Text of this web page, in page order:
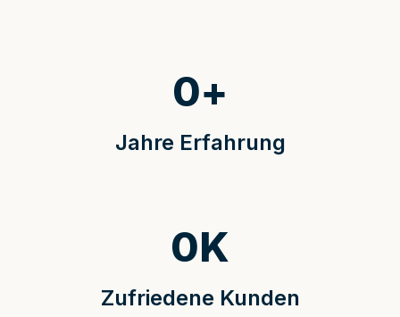
Jahre Erfahrung
0+
Zufriedene Kunden
0K